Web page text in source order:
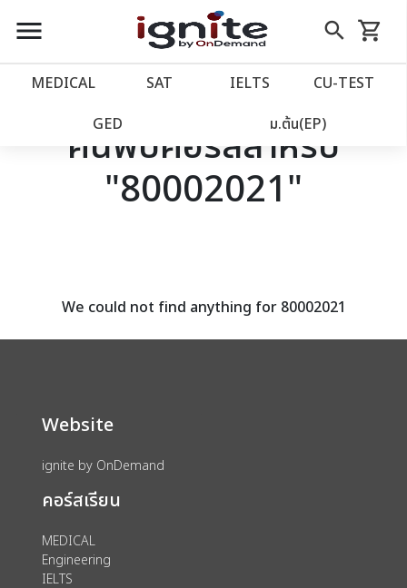
close
account_balance หน้าแรก
เว็บไซต์อิกไนท์
โปรโมชั่น
assignment ลงทะเบียน
menu search
Skip
to
shopping_cart
รถเข็น
MEDICAL SAT IELTS CU‑TEST
GED ม.ต้น(EP)
ค้นพบคอร์สสำหรับ
"80002021"
We could not find anything for 80002021
Website
ignite by OnDemand
คอร์สเรียน
MEDICAL
Engineering
IELTS